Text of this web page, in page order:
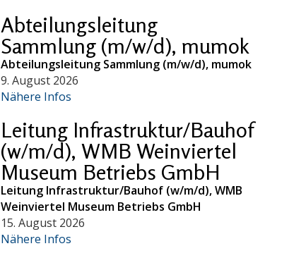
Abteilungsleitung
Sammlung (m/w/d), mumok
Abteilungsleitung Sammlung (m/w/d), mumok
9. August 2026
Nähere Infos
Leitung Infrastruktur/Bauhof
(w/m/d), WMB Weinviertel
Museum Betriebs GmbH
Leitung Infrastruktur/Bauhof (w/m/d), WMB
Weinviertel Museum Betriebs GmbH
15. August 2026
Nähere Infos